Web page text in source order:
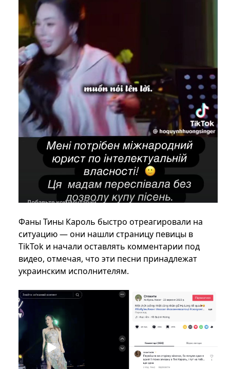
Фаны Тины Кароль быстро отреагировали на
ситуацию — они нашли страницу певицы в
TikTok и начали оставлять комментарии под
видео, отмечая, что эти песни принадлежат
украинским исполнителям.